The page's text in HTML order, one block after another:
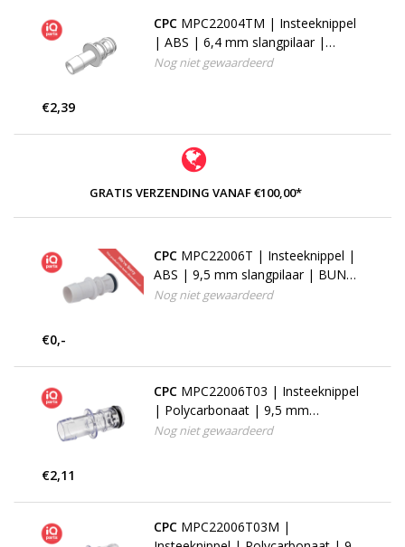
CPC MPC22004TM | Insteeknippel
| ABS | 6,4 mm slangpilaar |
Silicone
Nog niet gewaardeerd
€2,39
GRATIS VERZENDING VANAF €100,00*
CPC MPC22006T | Insteeknippel |
ABS | 9,5 mm slangpilaar | BUNA-
N - NIET MEER LEVERBAAR -
Nog niet gewaardeerd
€0,-
CPC MPC22006T03 | Insteeknippel
| Polycarbonaat | 9,5 mm
slangpilaar | BUNA-N
Nog niet gewaardeerd
€2,11
CPC MPC22006T03M |